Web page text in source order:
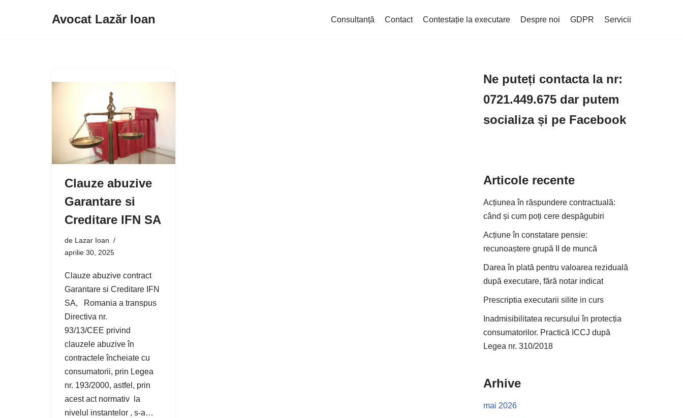
Avocat Lazăr Ioan Consultanță Contact Contestație la executare Despre noi GDPR Servicii
Clauze abuzive
Garantare si
Creditare IFN SA
de Lazar Ioan
aprilie 30, 2025
Clauze abuzive contract
Garantare si Creditare IFN
SA, Romania a transpus
Directiva nr.
93/13/CEE privind
clauzele abuzive în
contractele încheiate cu
consumatorii, prin Legea
nr. 193/2000, astfel, prin
acest act normativ la
nivelul instantelor , s-a…
Ne puteți contacta la nr:
0721.449.675 dar putem
socializa și pe Facebook
Articole recente
Acțiunea în răspundere contractuală:
când și cum poți cere despăgubiri
Acțiune în constatare pensie:
recunoaștere grupă II de muncă
Darea în plată pentru valoarea reziduală
după executare, fără notar indicat
Prescriptia executarii silite in curs
Inadmisibilitatea recursului în protecția
consumatorilor. Practică ICCJ după
Legea nr. 310/2018
Arhive
mai 2026